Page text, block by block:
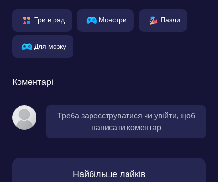
Три в ряд Монстри Пазли
Для мозку
Коментарі
Треба зареєструватися чи увійти, щоб
написати коментар
Найбільше лайків